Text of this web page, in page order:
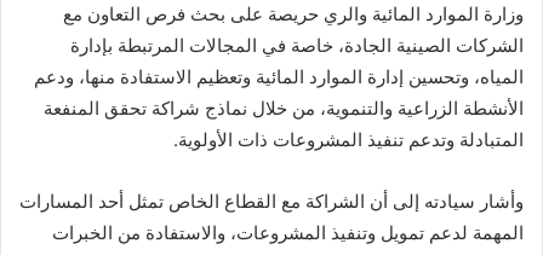
وزارة الموارد المائية والري حريصة على بحث فرص التعاون مع
الشركات الصينية الجادة، خاصة في المجالات المرتبطة بإدارة
المياه، وتحسين إدارة الموارد المائية وتعظيم الاستفادة منها، ودعم
الأنشطة الزراعية والتنموية، من خلال نماذج شراكة تحقق المنفعة
المتبادلة وتدعم تنفيذ المشروعات ذات الأولوية.
وأشار سيادته إلى أن الشراكة مع القطاع الخاص تمثل أحد المسارات
المهمة لدعم تمويل وتنفيذ المشروعات، والاستفادة من الخبرات